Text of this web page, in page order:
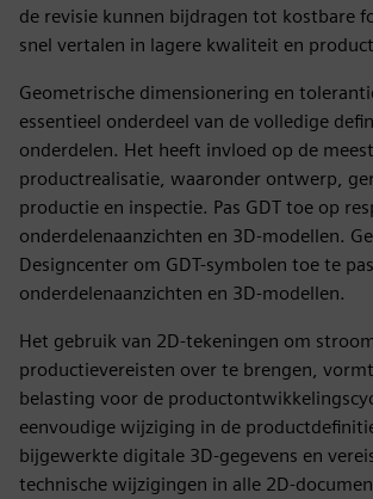
de revisie kunnen bijdragen tot kostbare
snel vertalen in lagere kwaliteit en
Geometrische dimensionering en
essentieel onderdeel van de volledige
onderdelen. Het heeft invloed op de
productrealisatie, waaronder ontwerp,
productie en inspectie. Pas GDT toe op
onderdelenaanzichten en 3D-modellen.
Designcenter om GDT-symbolen toe te
onderdelenaanzichten en 3D-modellen.
Het gebruik van 2D-tekeningen om
productievereisten over te brengen,
belasting voor de
eenvoudige wijziging in de
bijgewerkte digitale 3D-gegevens en
technische wijzigingen in alle 2D-